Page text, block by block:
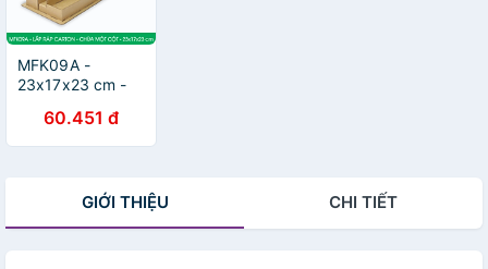
MFK09A -
23x17x23 cm -
Một Cột lắp ráp
từ bìa carton cao
60.451 đ
GIỚI THIỆU CHI TIẾT